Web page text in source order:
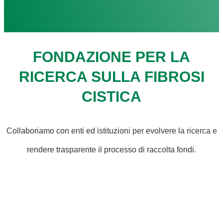
FONDAZIONE PER LA
RICERCA SULLA FIBROSI
CISTICA
Collaboriamo con enti ed istituzioni per evolvere la ricerca e
rendere trasparente il processo di raccolta fondi.